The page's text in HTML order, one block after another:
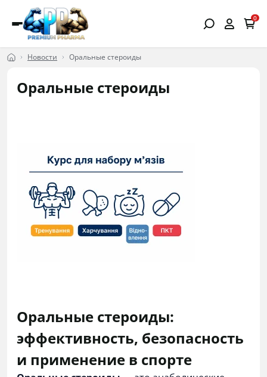
0
Новости Оральные стероиды
Оральные стероиды
Оральные стероиды:
эффективность, безопасность
и применение в спорте